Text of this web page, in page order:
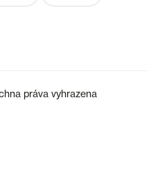
práva vyhrazena